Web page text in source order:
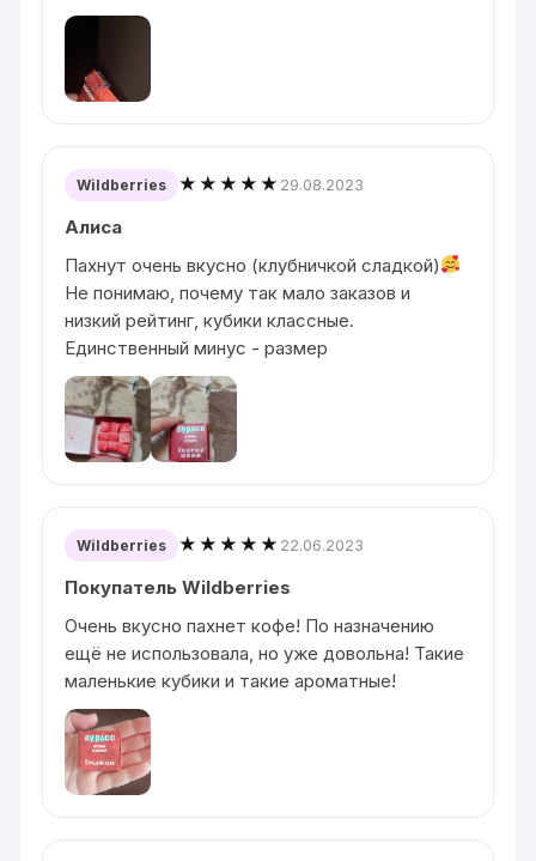
Wildberries ★★★★★ 29.08.2023
Алиса
Пахнут очень вкусно (клубничкой сладкой)
Не понимаю, почему так мало заказов и
низкий рейтинг, кубики классные.
Единственный минус - размер
Wildberries ★★★★★ 22.06.2023
Покупатель Wildberries
Очень вкусно пахнет кофе! По назначению
ещё не использовала, но уже довольна! Такие
маленькие кубики и такие ароматные!